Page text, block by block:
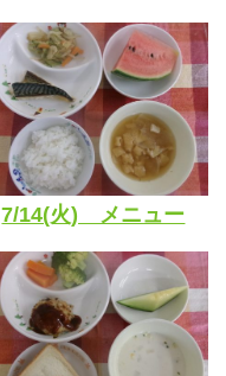
7/14(火) メニュー